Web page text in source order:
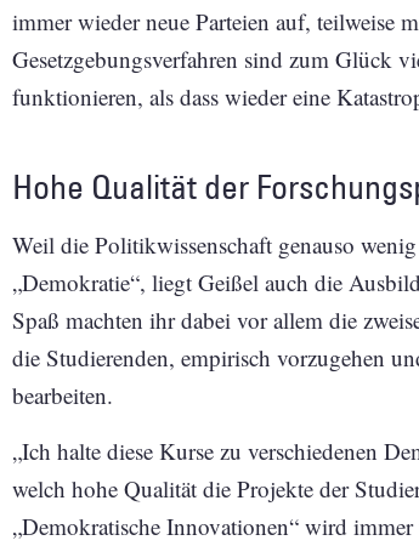
immer wieder neue Parteien auf, teilweise
Gesetzgebungsverfahren sind zum Glück
funktionieren, als dass wieder eine
Hohe Qualität der
Weil die Politikwissenschaft genauso
„Demokratie“, liegt Geißel auch die
Spaß machten ihr dabei vor allem die
die Studierenden, empirisch vorzugehen
bearbeiten.
„Ich halte diese Kurse zu verschiedenen
welch hohe Qualität die Projekte der
„Demokratische Innovationen“ wird